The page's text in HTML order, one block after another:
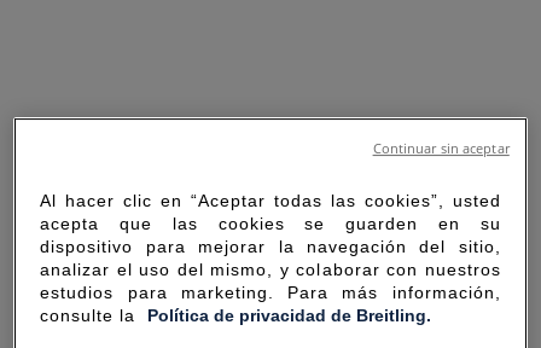
Al hacer clic en “Aceptar todas las cookies”, usted
acepta que las cookies se guarden en su
dispositivo para mejorar la navegación del sitio,
analizar el uso del mismo, y colaborar con nuestros
estudios para marketing. Para más información,
consulte la Política de privacidad de Breitling.
Continuar sin aceptar